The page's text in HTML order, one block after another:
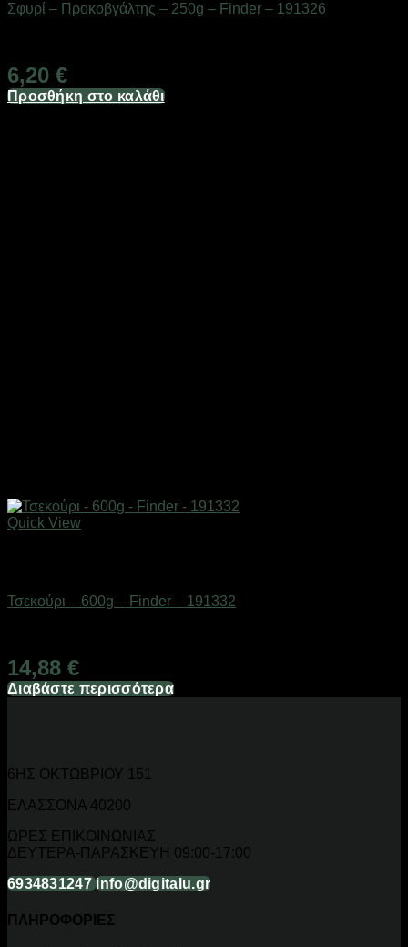
Σφυρί – Προκοβγάλτης – 250g – Finder – 191326
6,20 €
Προσθήκη στο καλάθι
Quick View
Τσεκούρι – 600g – Finder – 191332
14,88 €
Διαβάστε περισσότερα
6ΗΣ ΟΚΤΩΒΡΙΟΥ 151
ΕΛΑΣΣΟΝΑ 40200
ΩΡΕΣ ΕΠΙΚΟΙΝΩΝΙΑΣ
ΔΕΥΤΕΡΑ-ΠΑΡΑΣΚΕΥΗ 09:00-17:00
6934831247 info@digitalu.gr
ΠΛΗΡΟΦΟΡΙΕΣ